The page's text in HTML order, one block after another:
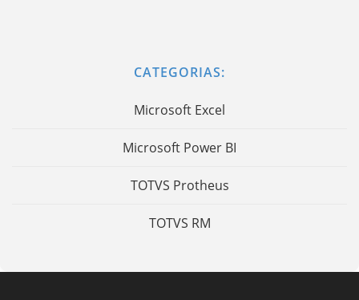
CATEGORIAS:
Microsoft Excel
Microsoft Power BI
TOTVS Protheus
TOTVS RM